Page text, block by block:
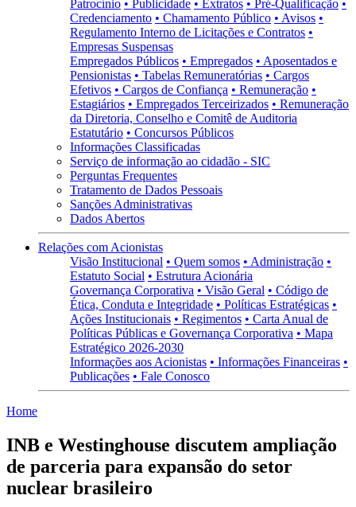
Patrocínio • Publicidade • Extratos • Pré-Qualificação •
Credenciamento • Chamamento Público • Avisos •
Regulamento Interno de Licitações e Contratos •
Empresas Suspensas
Empregados Públicos • Empregados • Aposentados e
Pensionistas • Tabelas Remuneratórias • Cargos
Efetivos • Cargos de Confiança • Remuneração •
Estagiários • Empregados Terceirizados • Remuneração
da Diretoria, Conselho e Comitê de Auditoria
Estatutário • Concursos Públicos
Informações Classificadas
Serviço de informação ao cidadão - SIC
Perguntas Frequentes
Tratamento de Dados Pessoais
Sanções Administrativas
Dados Abertos
Relações com Acionistas
Visão Institucional • Quem somos • Administração •
Estatuto Social • Estrutura Acionária
Governança Corporativa • Visão Geral • Código de
Ética, Conduta e Integridade • Políticas Estratégicas •
Ações Institucionais • Regimentos • Carta Anual de
Políticas Públicas e Governança Corporativa • Mapa
Estratégico 2026-2030
Informações aos Acionistas • Informações Financeiras •
Publicações • Fale Conosco
Home
INB e Westinghouse discutem ampliação
de parceria para expansão do setor
nuclear brasileiro